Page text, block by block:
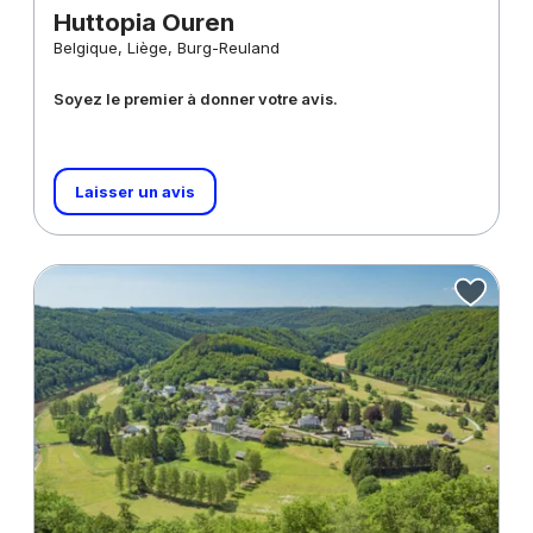
Huttopia Ouren
Belgique, Liège, Burg-Reuland
Soyez le premier à donner votre avis.
Laisser un avis